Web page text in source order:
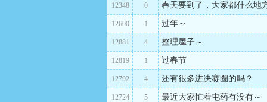
12348 0 春天要到了，大家都什么地
12600 1 过年～
12881 4 整理屋子～
12819 1 过春节
12792 4 还有很多进决赛圈的吗？
12724 5 最近大家忙着屯药有没有～